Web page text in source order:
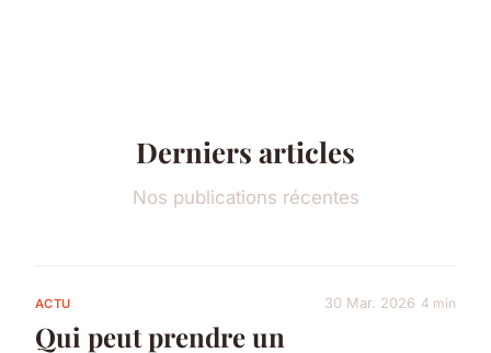
Derniers articles
Nos publications récentes
ACTU
Qui peut prendre un
30 Mar. 2026 4 min